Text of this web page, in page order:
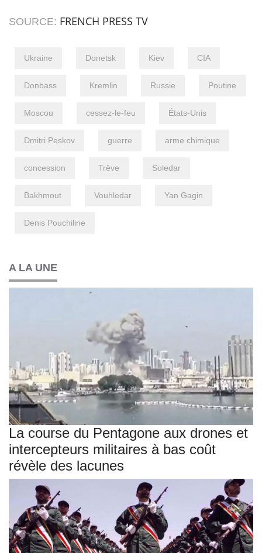
SOURCE: FRENCH PRESS TV
Ukraine Donetsk Kiev CIA
Donbass Kremlin Russie Poutine
Moscou cessez-le-feu États-Unis
Dmitri Peskov guerre arme chimique
concession Trêve Soledar
Bakhmout Vouhledar Yan Gagin
Denis Pouchiline
A LA UNE
La course du Pentagone aux drones et
intercepteurs militaires à bas coût
révèle des lacunes